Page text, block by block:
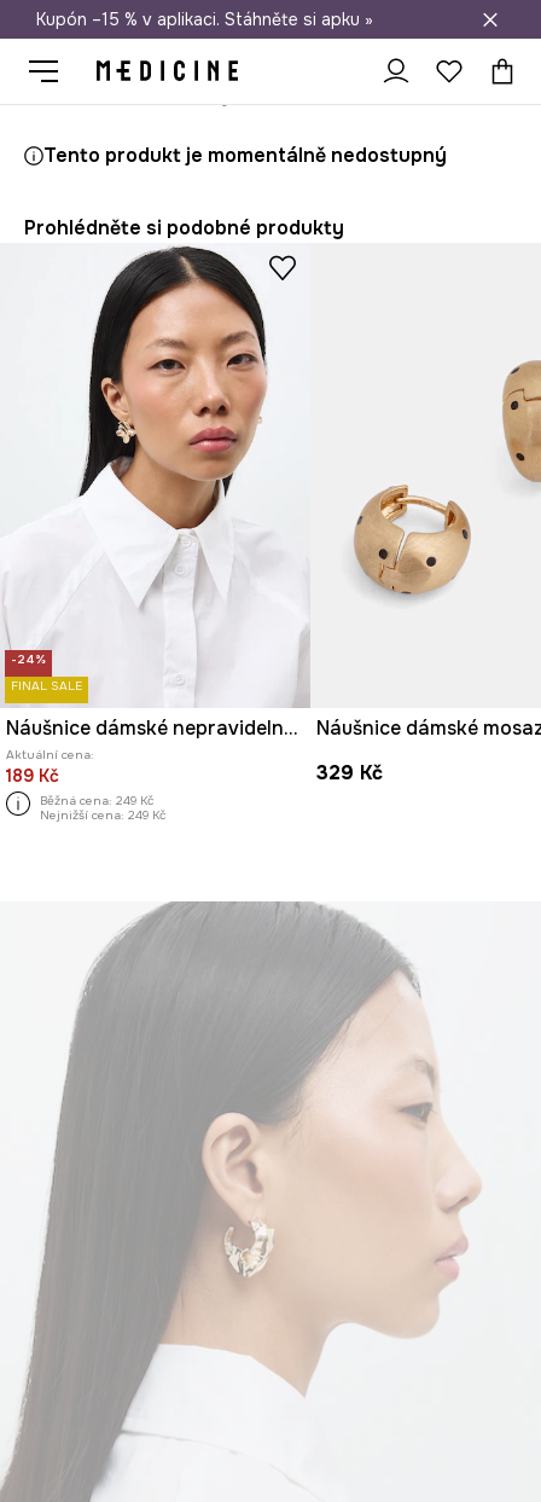
Doprava zdarma při nákupu nad 1 200 Kč
Kupón –15 % v aplikaci. Stáhněte si apku »
Tento produkt je momentálně nedostupný
Prohlédněte si podobné produkty
-24%
FINAL SALE
Náušnice dámské nepravidelného tvaru
Aktuální cena:
189 Kč
Běžná cena: 249 Kč
Nejnižší cena: 249 Kč
Náušnice dámské
329 Kč